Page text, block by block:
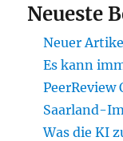
Neueste
Neuer
Es kann
PeerReview
Saarland-
Was die KI